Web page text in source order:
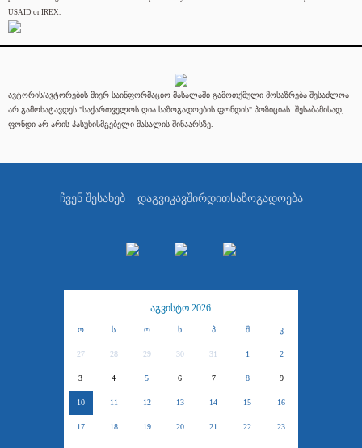
USAID or IREX.
ავტორის/ავტორების მიერ საინფორმაციო მასალაში გამოთქმული მოსაზრება შესაძლოა
არ გამოხატავდეს "საქართველოს ღია საზოგადოების ფონდის" პოზიციას. შესაბამისად,
ფონდი არ არის პასუხისმგებელი მასალის შინაარსზე.
ჩვენ შესახებ დაგვიკავშირდითსაზოგადოება
აგვისტო 2026
ო ს ო ხ პ შ კ
27 28 29 30 31 1 2
3 4 5 6 7 8 9
10 11 12 13 14 15 16
17 18 19 20 21 22 23